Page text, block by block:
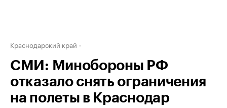
Краснодарский край
СМИ: Минобороны РФ
отказало снять ограничения
на полеты в Краснодар